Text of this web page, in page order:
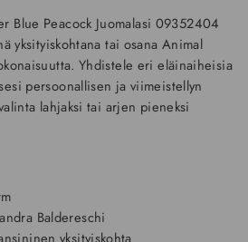
Blue Peacock Juomalasi 09352404
yksityiskohtana tai osana Animal
Yhdistele eri eläinaiheisia
persoonallisen ja viimeistellyn
lahjaksi tai arjen pieneksi
Baldereschi